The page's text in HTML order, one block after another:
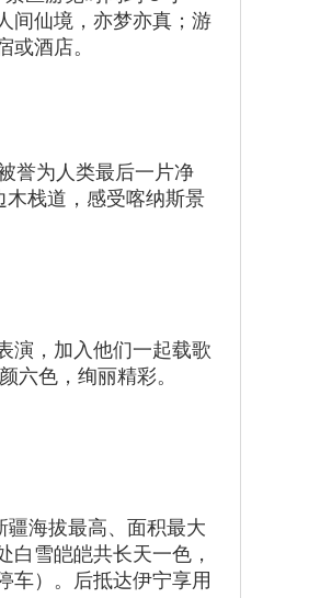
间仙境，亦梦亦真；游
酒店。
誉为人类最后一片净
木栈道，感受喀纳斯景
演，加入他们一起载歌
六色，绚丽精彩。
疆海拔最高、面积最大
雪皑皑共长天一色，
车）。后抵达伊宁享用